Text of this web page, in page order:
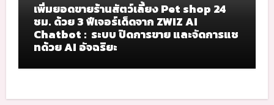
เพิ่มยอดขายร้านสัตว์เลี้ยง Pet shop 24
ชม. ด้วย 3 ฟีเจอร์เด็ดจาก ZWIZ AI
Chatbot : ระบบ ปิดการขาย และจัดการแช
ทด้วย AI อัจฉริยะ